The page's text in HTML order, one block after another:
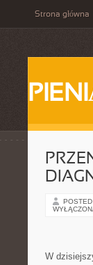
Strona główna
W